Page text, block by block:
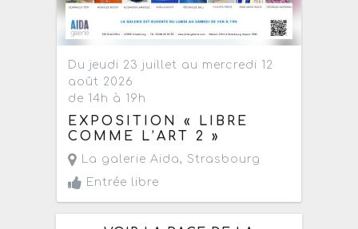
Du jeudi 23 juillet au mercredi 12
août 2026
de 14h à 19h
EXPOSITION « LIBRE
COMME L’ART 2 »
La galerie Aida, Strasbourg
Entrée libre